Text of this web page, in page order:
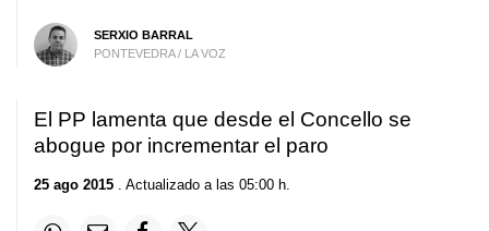
SERXIO BARRAL
PONTEVEDRA / LA VOZ
El PP lamenta que desde el Concello se
abogue por incrementar el paro
25 ago 2015 . Actualizado a las 05:00 h.